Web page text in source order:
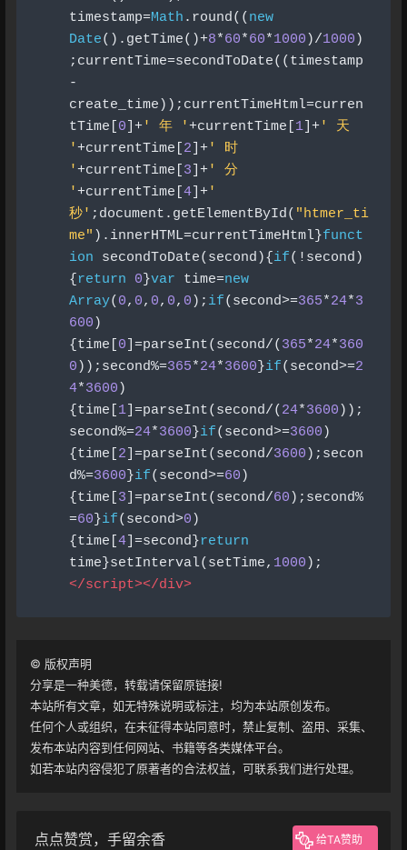
timestamp=Math . round(( new
Date(). getTime()+8*60*60*1000 )/1000 )
; currentTime=secondToDate(( timestamp
-
create_time )); currentTimeHtml=curren
tTime
0 ]+' 年 '+currentTime 1]+' 天
'+currentTime 2 ]+' 时
'+currentTime 3 ]+' 分
'+currentTime 4]+'
秒' ; document . getElementById( "htmer_ti
me" ). innerHTML=currentTimeHtml}funct
ion secondToDate( second ){ if(! second )
{ return 0 }var time=new
Array( 0, 0, 0, 0, 0 ); if( second>=365*24*3
600 )
{ time 0 ]=parseInt( second/( 365*24*360
0 )); second%=365*24*3600 }if( second>=2
4*3600 )
{ time 1]=parseInt( second/( 24*3600 ));
second%=24*3600 }if( second>=3600 )
{ time 2 ]=parseInt( second/3600 ); secon
d%=3600 }if( second>=60 )
{ time 3 ]=parseInt( second/60 ); second%
=60 }if( second>0 )
{ time 4]=second }return
time }setInterval( setTime, 1000 );
</script></div>
© 版权声明
分享是一种美德，转载请保留原链接!
本站所有文章，如无特殊说明或标注，均为本站原创发布。
任何个人或组织，在未征得本站同意时，禁止复制、盗用、采集、
发布本站内容到任何网站、书籍等各类媒体平台。
如若本站内容侵犯了原著者的合法权益，可联系我们进行处理。
点点赞赏，手留余香 给TA赞助